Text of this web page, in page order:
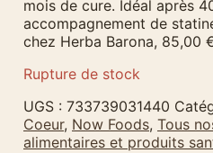
mois de cure. Idéal après
accompagnement de
chez Herba Barona, 85,00
Rupture de stock
UGS : 733739031440
Coeur, Now Foods, Tous
alimentaires et produits